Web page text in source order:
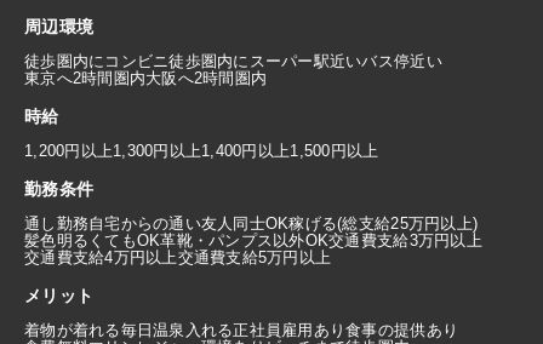
周辺環境
徒歩圏内にコンビニ徒歩圏内にスーパー駅近いバス停近い
東京へ2時間圏内大阪へ2時間圏内
時給
1,200円以上1,300円以上1,400円以上1,500円以上
勤務条件
通し勤務自宅からの通い友人同士OK稼げる(総支給25万円以上)
髪色明るくてもOK革靴・パンプス以外OK交通費支給3万円以上
交通費支給4万円以上交通費支給5万円以上
メリット
着物が着れる毎日温泉入れる正社員雇用あり食事の提供あり